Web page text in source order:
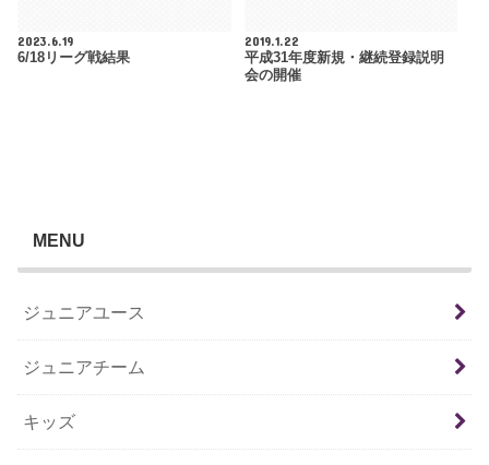
2023.6.19
6/18リーグ戦結果
2019.1.22
平成31年度新規・継続登録説明
会の開催
MENU
ジュニアユース
ジュニアチーム
キッズ